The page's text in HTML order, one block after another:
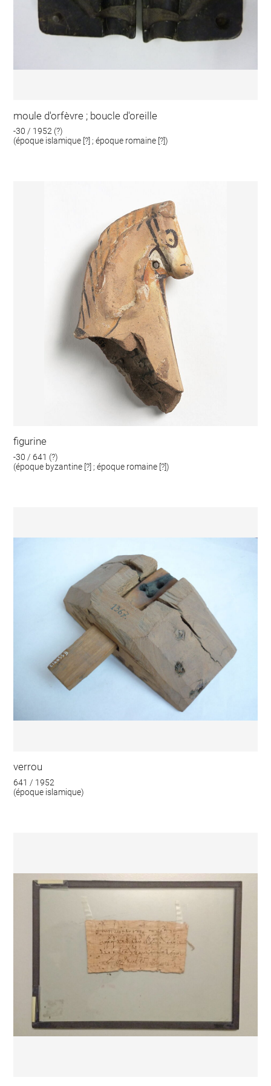
moule d'orfèvre ; boucle d'oreille
-30 / 1952 (?)
(époque islamique [?] ; époque romaine [?])
figurine
-30 / 641 (?)
(époque byzantine [?] ; époque romaine [?])
verrou
641 / 1952
(époque islamique)